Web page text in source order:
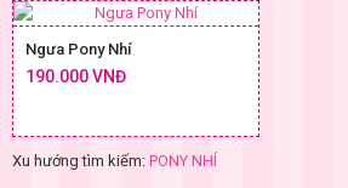
Ngưa Pony Nhí
190.000 VNĐ
Xu hướng tìm kiếm: PONY NHÍ